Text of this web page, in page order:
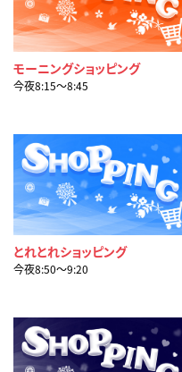
モーニングショッピング
今夜8:15〜8:45
とれとれショッピング
今夜8:50〜9:20